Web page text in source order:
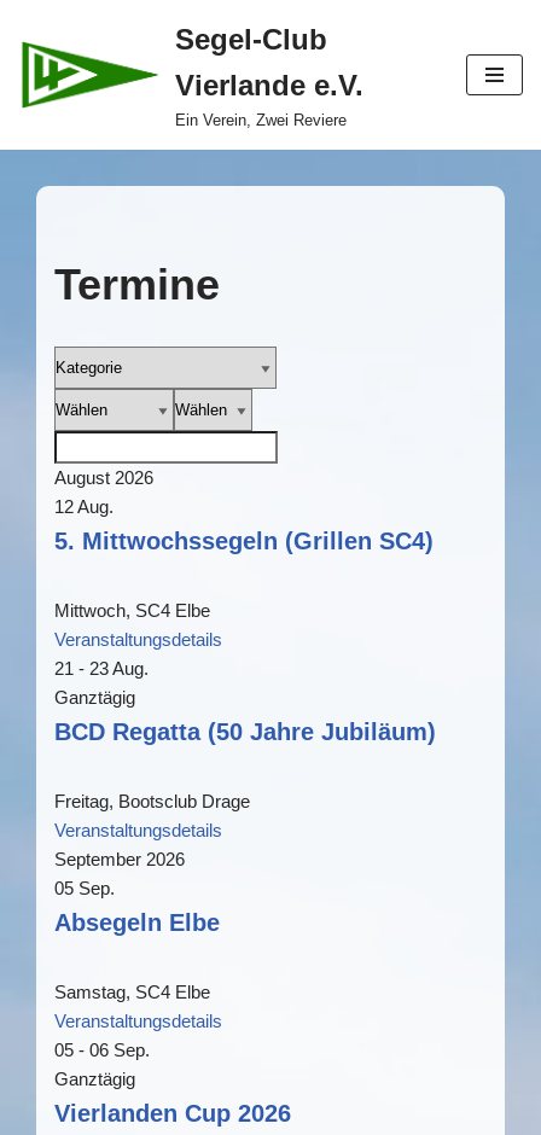
Zum
Inhalt
Segel-Club
Vierlande e.V.
Ein Verein, Zwei Reviere
Termine
August 2026
12Aug.
5. Mittwochssegeln (Grillen SC4)
Mittwoch, SC4 Elbe
Veranstaltungsdetails
21 - 23Aug.
Ganztägig
BCD Regatta (50 Jahre Jubiläum)
Freitag, Bootsclub Drage
Veranstaltungsdetails
September 2026
05 Sep.
Absegeln Elbe
Samstag, SC4 Elbe
Veranstaltungsdetails
05 - 06 Sep.
Ganztägig
Vierlanden Cup 2026